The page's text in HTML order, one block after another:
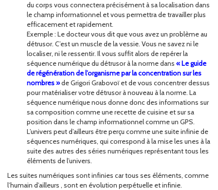
du corps vous connectera précisément à sa localisation dans
le champ informationnel et vous permettra de travailler plus
efficacement et rapidement.
Exemple : Le docteur vous dit que vous avez un problème au
détrusor. C’est un muscle de la vessie. Vous ne savez ni le
localiser, ni le ressentir. Il vous suffit alors de repérer la
séquence numérique du détrusor à la norme dans « Le guide
de régénération de l’organisme par la concentration sur les
nombres »de Grigori Grabovoï et de vous concentrer dessus
pour matérialiser votre détrusor à nouveau à la norme. La
séquence numérique nous donne donc des informations sur
sa composition comme une recette de cuisine et sur sa
position dans le champ informationnel comme un GPS.
L’univers peut d’ailleurs être perçu comme une suite infinie de
séquences numériques, qui correspond à la mise les unes à la
suite des autres des séries numériques représentant tous les
éléments de l’univers.
Les suites numériques sont infinies car tous ses éléments, comme
l’humain d’ailleurs , sont en évolution perpétuelle et infinie.